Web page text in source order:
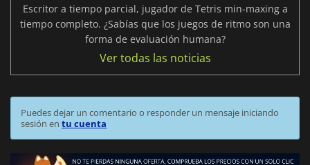
Escritor a tiempo parcial, jugador de Tetris min-maxing a
tiempo completo. ¿Sabías que los juegos de ritmo son una
forma de evaluación humana?
Ver todas las noticias
Puedes dejar un comentario o responder un mensaje iniciando
sesión en tu cuenta